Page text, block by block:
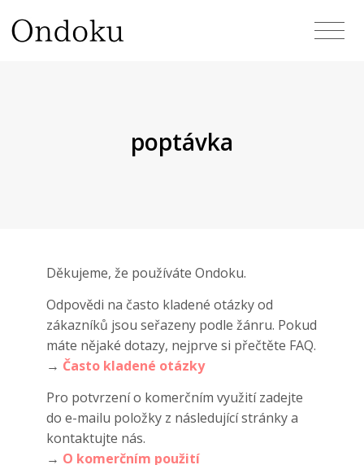
poptávka
Děkujeme, že používáte Ondoku.
Odpovědi na často kladené otázky od
zákazníků jsou seřazeny podle žánru. Pokud
máte nějaké dotazy, nejprve si přečtěte FAQ.
→ Často kladené otázky
Pro potvrzení o komerčním využití zadejte
do e-mailu položky z následující stránky a
kontaktujte nás.
→ O komerčním použití